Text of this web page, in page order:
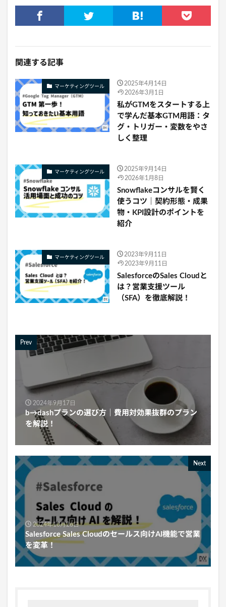
関連する記事
マーケティングツール
2025年4月14日
2026年3月1日
私がGTMをスタートする上
で学んだ基本GTM用語：タ
グ・トリガー・変数をやさ
しく整理
マーケティングツール
2025年9月14日
2026年1月8日
Snowflakeコンサルを賢く
使うコツ｜契約形態・成果
物・KPI設計のポイントを
紹介
マーケティングツール
2023年9月11日
2023年9月11日
SalesforceのSales Cloudと
は？営業支援ツール
（SFA）を徹底解説！
Prev
2024年9月17日
b→dashプランの選び方｜費用対効果抜群のプラン
を解説！
Next
2024年10月26日
Salesforce Sales Cloudのセールス向けAI機能で営業
を変革！